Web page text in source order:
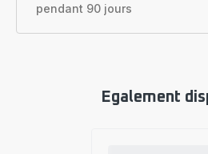
pendant 90 jours
Egalement